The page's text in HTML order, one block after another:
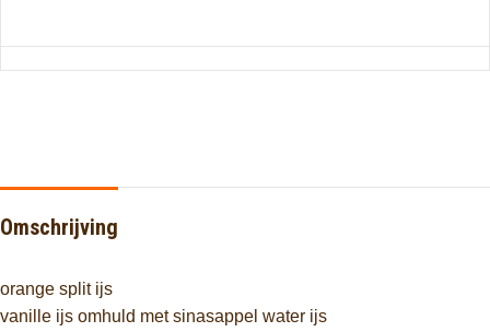
Omschrijving
orange split ijs
vanille ijs omhuld met sinasappel water ijs